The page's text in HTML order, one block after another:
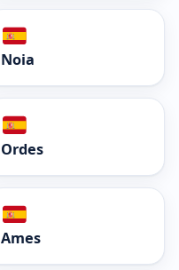
Noia
Ordes
Ames